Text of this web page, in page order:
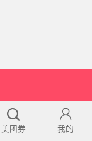
美团券 我的